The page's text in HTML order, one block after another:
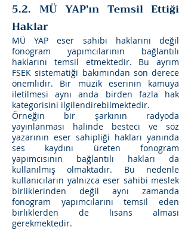
5.2. MÜ YAP’ın Temsil Ettiği
Haklar
MÜ YAP eser sahibi haklarını değil
fonogram yapımcılarının bağlantılı
haklarını temsil etmektedir. Bu ayrım
FSEK sistematiği bakımından son derece
önemlidir. Bir müzik eserinin kamuya
iletilmesi aynı anda birden fazla hak
kategorisini ilgilendirebilmektedir.
Örneğin bir şarkının radyoda
yayınlanması halinde besteci ve söz
yazarının eser sahipliği hakları yanında
ses kaydını üreten fonogram
yapımcısının bağlantılı hakları da
kullanılmış olmaktadır. Bu nedenle
kullanıcıların yalnızca eser sahibi meslek
birliklerinden değil aynı zamanda
fonogram yapımcılarını temsil eden
birliklerden de lisans alması
gerekmektedir.